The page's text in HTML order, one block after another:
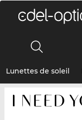
Lunettes de soleil